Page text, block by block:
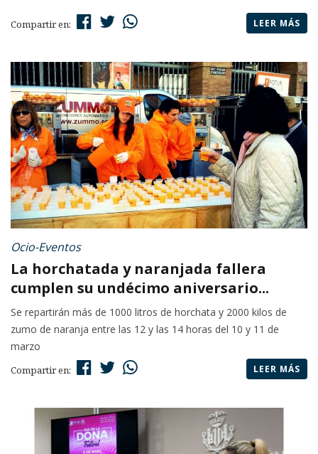
Compartir en: LEER MÁS
Ocio-Eventos
La horchatada y naranjada fallera
cumplen su undécimo aniversario...
Se repartirán más de 1000 litros de horchata y 2000 kilos de
zumo de naranja entre las 12 y las 14 horas del 10 y 11 de
marzo
Compartir en: LEER MÁS